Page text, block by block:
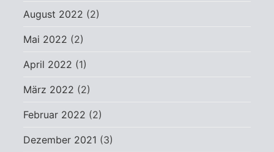
August 2022 (2)
Mai 2022 (2)
April 2022 (1)
März 2022 (2)
Februar 2022 (2)
Dezember 2021 (3)